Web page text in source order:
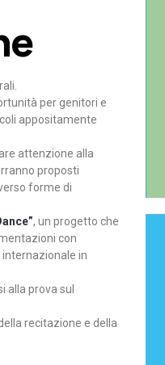
per genitori e
appositamente
attenzione alla
proposti
forme di
, un progetto che
con
internazionale in
alla prova sul
recitazione e della